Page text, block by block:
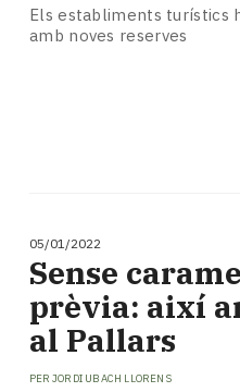
Els establiments turístics
amb noves reserves
05/01/2022
Sense
prèvia: així
al Pallars
PER JORDI UBACH LLORENS